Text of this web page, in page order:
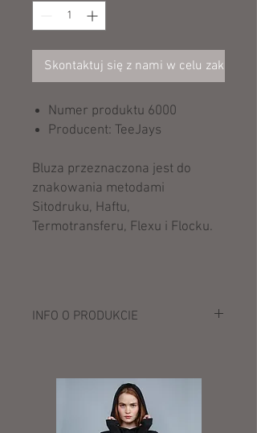
Skontaktuj się z nami w celu zakupu
Numer produktu 6000
Producent: TeeJays
Bluza przeznaczona jest do
znakowania metodami
Sitodruku, Haftu,
Termotransferu, Flexu i Flocku.
INFO O PRODUKCIE
Splot dzianinowy 12
Jakość włoskiej przędzy merino
Pranie w temp. 30 °C (program do